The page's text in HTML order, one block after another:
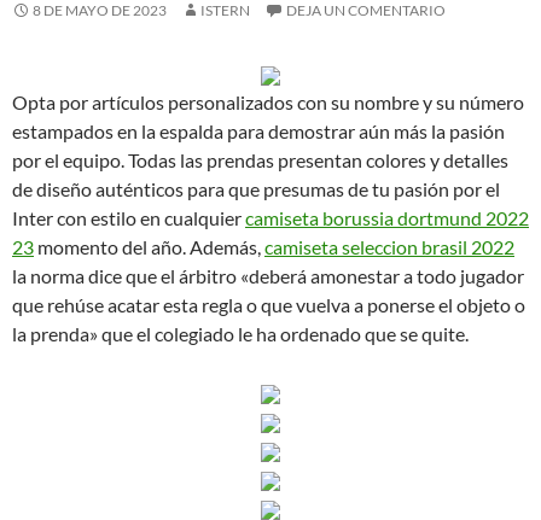
8 DE MAYO DE 2023 ISTERN DEJA UN COMENTARIO
Opta por artículos personalizados con su nombre y su número
estampados en la espalda para demostrar aún más la pasión
por el equipo. Todas las prendas presentan colores y detalles
de diseño auténticos para que presumas de tu pasión por el
Inter con estilo en cualquiercamiseta borussia dortmund 2022
23 momento del año. Además,camiseta seleccion brasil 2022
la norma dice que el árbitro «deberá amonestar a todo jugador
que rehúse acatar esta regla o que vuelva a ponerse el objeto o
la prenda» que el colegiado le ha ordenado que se quite.